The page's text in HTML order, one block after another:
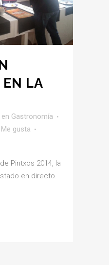
EN LA
en Gastronomía
Me gusta
Pintxos 2014, la
en directo.